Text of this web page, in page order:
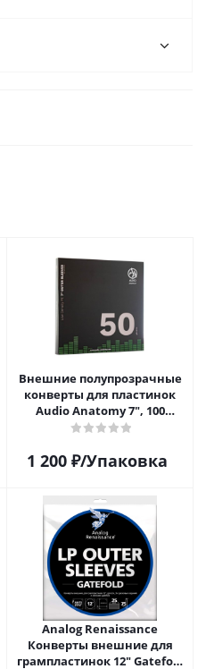
Внешние полупрозрачные
конверты для пластинок
Audio Anatomy 7", 100
микрон, полиэтилен (50 шт)
1 200₽/Упаковка
Analog Renaissance
Конверты внешние для
грампластинок 12" Gatefold